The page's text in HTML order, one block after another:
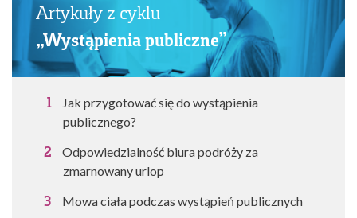
Artykuły z cyklu
„Wystąpienia publiczne”
Jak przygotować się do wystąpienia
publicznego?
Odpowiedzialność biura podróży za
zmarnowany urlop
Mowa ciała podczas wystąpień publicznych